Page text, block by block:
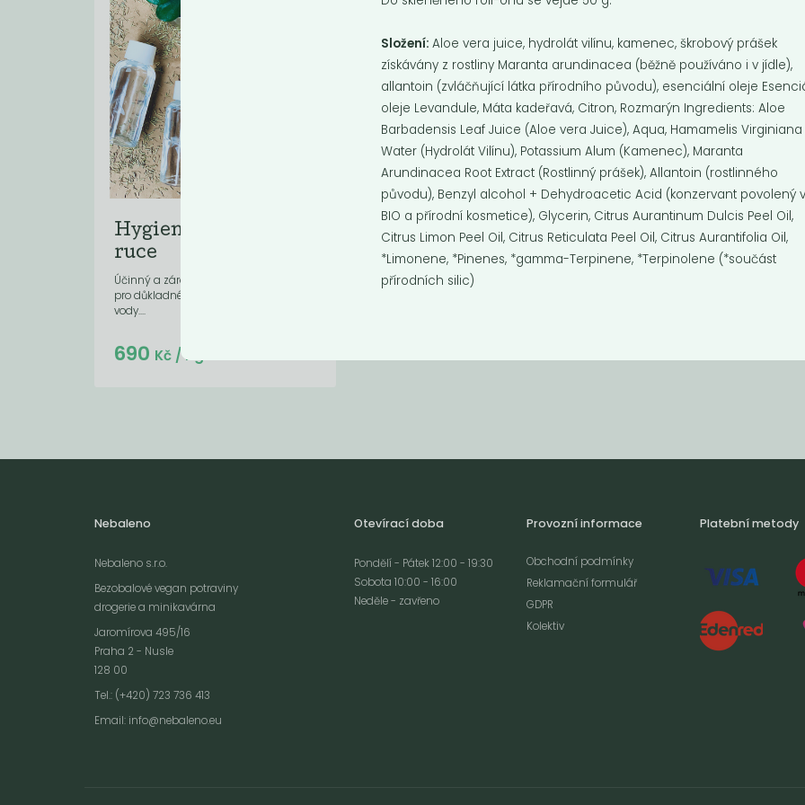
Hygienický gel na
ruce
Účinný a zároveň k pokožce šetrný gel
pro důkladné očištění rukou bez použití
vody....
Do košíku:
690 Kč/ Kg
Nebaleno
Nebaleno s.r.o.
Bezobalové vegan potraviny
drogerie a minikavárna
Jaromírova 495/16
Praha 2 - Nusle
128 00
Tel.: (+420) 723 736 413
Email: info@nebaleno.eu
Otevírací doba
Pondělí - Pátek 12:00 - 19:30
Sobota 10:00 - 16:00
Neděle - zavřeno
Provozní informace
Obchodní podmínky
Reklamační formulář
GDPR
Kolektiv
Platební metody
Složení:Aloe vera juice, hydrolát vilínu, kamenec, škrobový prášek
získávány z rostliny Maranta arundinacea (běžně používáno i v jídle),
allantoin (zvláčňující látka přírodního původu), esenciální oleje
oleje Levandule, Máta kadeřavá, Citron, Rozmarýn Ingredients: Aloe
Barbadensis Leaf Juice (Aloe vera Juice), Aqua, Hamamelis Virginiana
Water (Hydrolát Vilínu), Potassium Alum (Kamenec), Maranta
Arundinacea Root Extract (Rostlinný prášek), Allantoin (rostlinného
původu), Benzyl alcohol + Dehydroacetic Acid (konzervant povolený v
BIO a přírodní kosmetice), Glycerin, Citrus Aurantinum Dulcis Peel Oil,
Citrus Limon Peel Oil, Citrus Reticulata Peel Oil, Citrus Aurantifolia Oil,
*Limonene, *Pinenes, *gamma-Terpinene, *Terpinolene (*součást
přírodních silic)
Webové stránky používají k poskytování služeb, personalizaci reklam a analýze
údajů o vašem chování na webu pro zobrazení cílené reklamy. Personalizaci a cílenou